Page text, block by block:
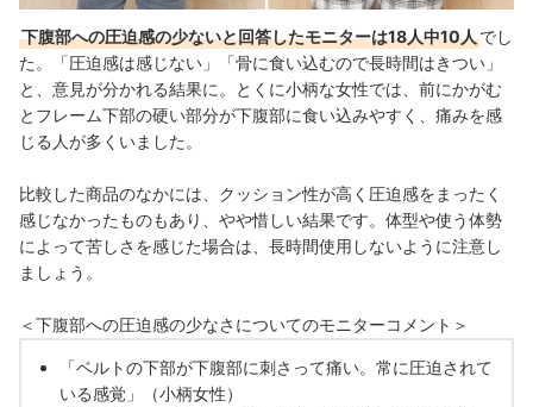
下腹部への圧迫感の少ないと回答したモニターは18人中10人でし
た 。「圧迫感は感じない」「骨に食い込むので長時間はきつい」
と、意見が分かれる結果に。とくに小柄な女性では、前にかがむ
とフレーム下部の硬い部分が下腹部に食い込みやすく、痛みを感
じる人が多くいました。
比較した商品のなかには、クッション性が高く圧迫感をまったく
感じなかったものもあり、やや惜しい結果です。体型や使う体勢
によって苦しさを感じた場合は、長時間使用しないように注意し
ましょう。
＜下腹部への圧迫感の少なさについてのモニターコメント＞
「ベルトの下部が下腹部に刺さって痛い。常に圧迫されて
いる感覚」（小柄女性）